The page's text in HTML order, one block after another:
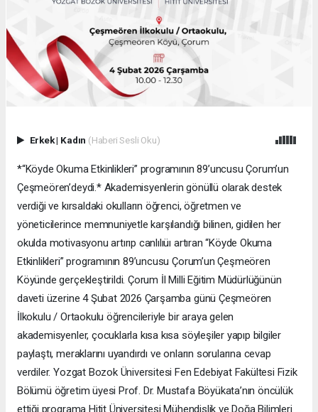
Erkek| Kadın (Haberi Sesli Oku)
*“Köyde Okuma Etkinlikleri” programının 89’uncusu Çorum’un
Çeşmeören’deydi.* Akademisyenlerin gönüllü olarak destek
verdiği ve kırsaldaki okulların öğrenci, öğretmen ve
yöneticilerince memnuniyetle karşılandığı bilinen, gidilen her
okulda motivasyonu artırıp canlılıüı artıran “Köyde Okuma
Etkinlikleri” programının 89’uncusu Çorum’un Çeşmeören
Köyünde gerçekleştirildi. Çorum İl Milli Eğitim Müdürlüğünün
daveti üzerine 4 Şubat 2026 Çarşamba günü Çeşmeören
İlkokulu / Ortaokulu öğrencileriyle bir araya gelen
akademisyenler, çocuklarla kısa kısa söyleşiler yapıp bilgiler
paylaştı, meraklarını uyandırdı ve onların sorularına cevap
verdiler. Yozgat Bozok Üniversitesi Fen Edebiyat Fakültesi Fizik
Bölümü öğretim üyesi Prof. Dr. Mustafa Böyükata’nın öncülük
ettiği programa Hitit Üniversitesi Mühendislik ve Doğa Bilimleri